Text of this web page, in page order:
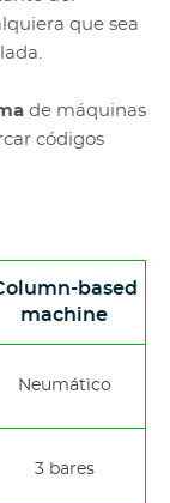
que sea
de máquinas
códigos
based
machine
Neumático
3 bares